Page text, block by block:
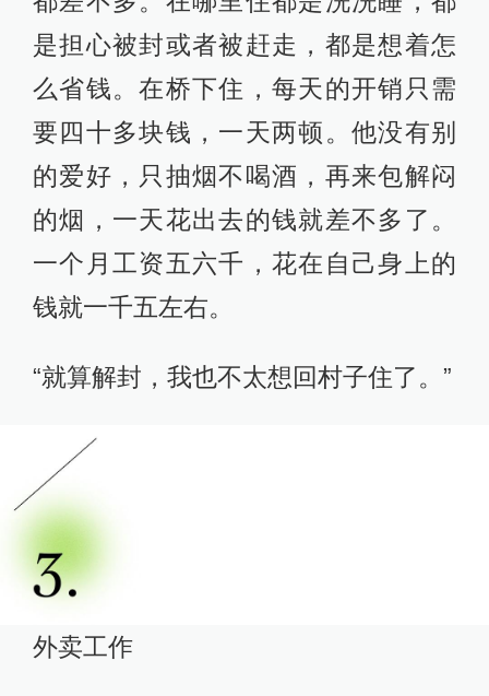
是担心被封或者被赶走，都是想着怎
么省钱。在桥下住，每天的开销只需
要四十多块钱，一天两顿。他没有别
的爱好，只抽烟不喝酒，再来包解闷
的烟，一天花出去的钱就差不多了。
一个月工资五六千，花在自己身上的
钱就一千五左右。
“就算解封，我也不太想回村子住了。”
外卖工作